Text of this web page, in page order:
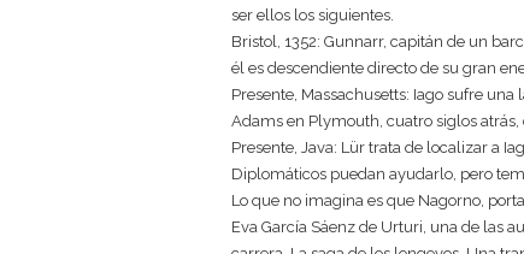
ser ellos los siguientes.
Bristol, 1352: Gunnarr, capitán de un
él es descendiente directo de su gran
Presente, Massachusetts: Iago sufre
Adams en Plymouth, cuatro siglos
Presente, Java: Lür trata de localizar a
Diplomáticos puedan ayudarlo, pero
Lo que no imagina es que Nagorno,
Eva García Sáenz de Urturi, una de las